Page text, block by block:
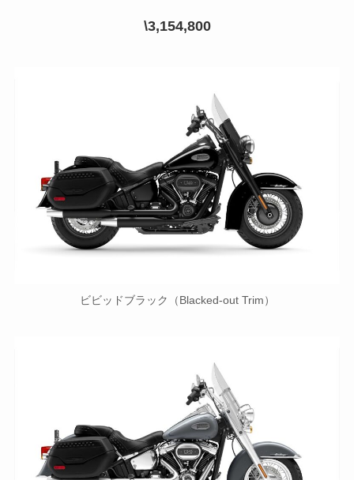
\3,154,800
ビビッドブラック（Blacked-out Trim）